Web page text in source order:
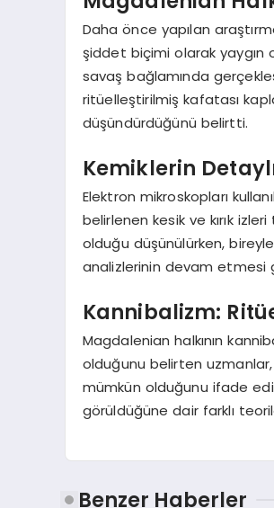
Daha önce yapılan
şiddet biçimi olarak yaygın
savaş bağlamında
ritüelleştirilmiş kafatası
düşündürdüğünü belirtti.
Kemiklerin
Elektron mikroskopları
belirlenen kesik ve kırık
olduğu düşünülürken,
analizlerinin devam etmesi
Kannibalizm:
Magdalenian halkının
olduğunu belirten uzmanlar,
mümkün olduğunu ifade
görüldüğüne dair farklı
Benzer Haberler